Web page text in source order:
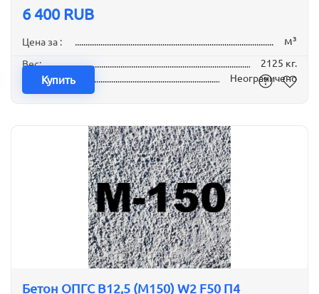
6 400 RUB
Цена за : м³
Вес:
2125 кг.
Наличие:
Неограничено
Купить
Бетон ОПГС B12,5 (М150) W2 F50 П4